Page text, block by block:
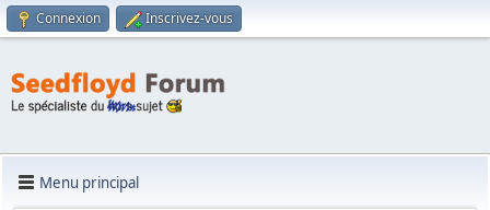
Connexion Inscrivez-vous
Menu principal